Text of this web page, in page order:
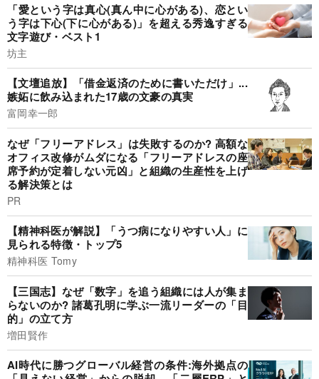
「愛という字は真心(真ん中に心がある)、恋とい
う字は下心(下に心がある)」を超える秀逸すぎる
文字遊び・ベスト1
坊主
【文壇追放】「借金返済のために書いただけ」...
嫉妬に飲み込まれた17歳の文豪の真実
富岡幸一郎
なぜ「フリーアドレス」は失敗するのか? 高額な
オフィス改修がムダになる「フリーアドレスの座
席予約が定着しない元凶」と組織の生産性を上げ
る解決策とは
PR
【精神科医が解説】「うつ病になりやすい人」に
見られる特徴・トップ5
精神科医 Tomy
【三国志】なぜ「数字」を追う組織には人が集ま
らないのか? 諸葛孔明に学ぶ一流リーダーの「目
的」の立て方
増田賢作
AI時代に勝つグローバル経営の条件:海外拠点の